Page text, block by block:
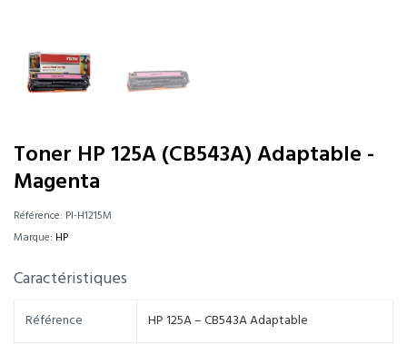
Toner HP 125A (CB543A) Adaptable -
Magenta
Référence: PI-H1215M
Marque: HP
Caractéristiques
Référence HP 125A – CB543A Adaptable